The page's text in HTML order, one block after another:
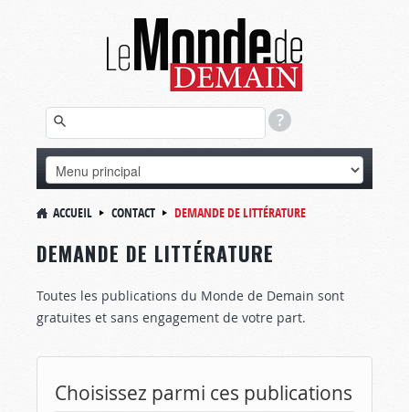
ACCUEIL CONTACT DEMANDE DE LITTÉRATURE
DEMANDE DE LITTÉRATURE
Toutes les publications du Monde de Demain sont
gratuites et sans engagement de votre part.
Choisissez parmi ces publications